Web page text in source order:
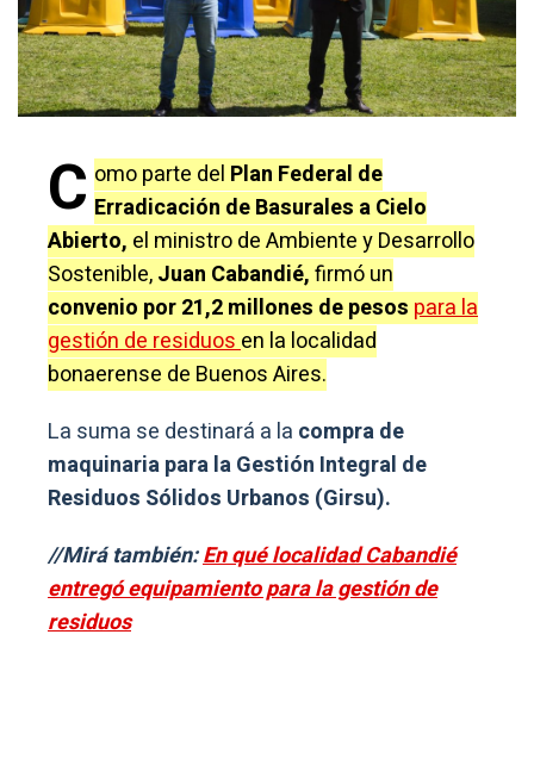
C omo parte del Plan Federal de
Erradicación de Basurales a Cielo
Abierto, el ministro de Ambiente y Desarrollo
Sostenible,Juan Cabandié,firmó un
convenio por 21,2 millones de pesos para la
gestión de residuosen la localidad
bonaerense de Buenos Aires.
La suma se destinará a la compra de
maquinaria para la Gestión Integral de
Residuos Sólidos Urbanos (Girsu).
//Mirá también:En qué localidad Cabandié
entregó equipamiento para la gestión de
residuos